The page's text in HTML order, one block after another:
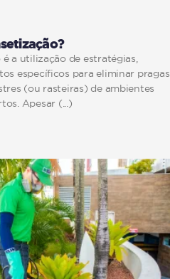
a utilização de estratégias,
específicos para eliminar pragas
(ou rasteiras) de ambientes
Apesar